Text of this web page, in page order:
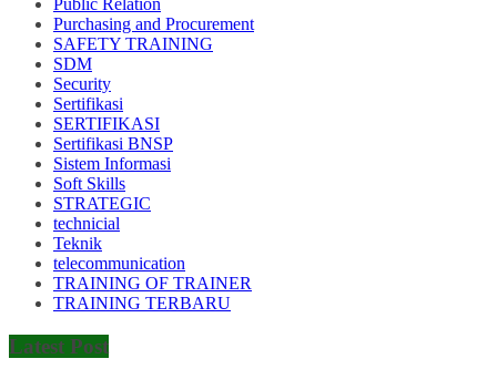
Public Relation
Purchasing and Procurement
SAFETY TRAINING
SDM
Security
Sertifikasi
SERTIFIKASI
Sertifikasi BNSP
Sistem Informasi
Soft Skills
STRATEGIC
technicial
Teknik
telecommunication
TRAINING OF TRAINER
TRAINING TERBARU
Latest Post